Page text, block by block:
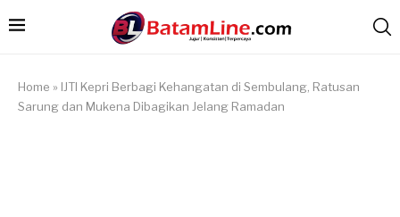
Home » IJTI Kepri Berbagi Kehangatan di Sembulang, Ratusan
Sarung dan Mukena Dibagikan Jelang Ramadan